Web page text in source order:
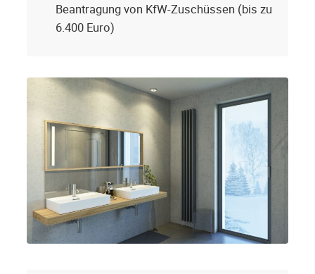
Beantragung von KfW-Zuschüssen (bis zu
6.400 Euro)